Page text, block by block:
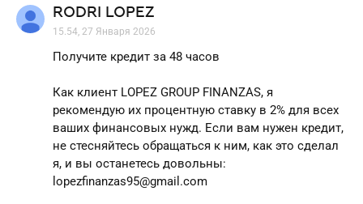
RODRI LOPEZ
15.54, 27 Января 2026
Получите кредит за 48 часов
Как клиент LOPEZ GROUP FINANZAS, я
рекомендую их процентную ставку в 2% для всех
ваших финансовых нужд. Если вам нужен кредит,
не стесняйтесь обращаться к ним, как это сделал
я, и вы останетесь довольны:
lopezfinanzas95@gmail.com